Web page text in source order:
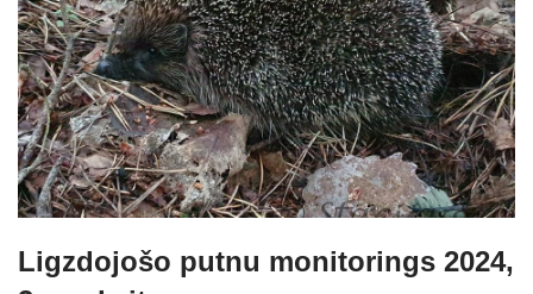
Ligzdojošo putnu monitorings 2024,